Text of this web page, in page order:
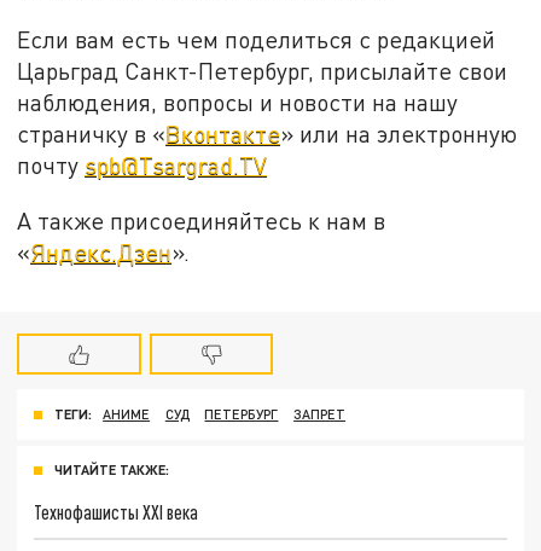
Если вам есть чем поделиться с редакцией
Царьград Санкт-Петербург, присылайте свои
наблюдения, вопросы и новости на нашу
страничку в «Вконтакте» или на электронную
почту spb@Tsargrad.TV
А также присоединяйтесь к нам в
«Яндекс.Дзен».
ТЕГИ: АНИМЕ СУД ПЕТЕРБУРГ ЗАПРЕТ
ЧИТАЙТЕ ТАКЖЕ:
Технофашисты XXI века